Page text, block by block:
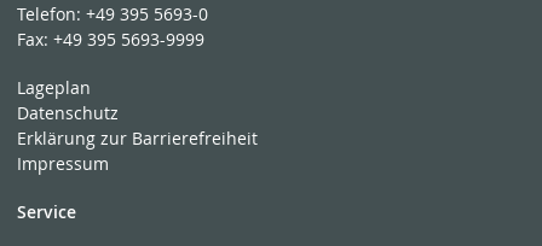
Telefon:+49 395 5693-0
Fax:+49 395 5693-9999
Lageplan
Datenschutz
Erklärung zur Barrierefreiheit
Impressum
Service